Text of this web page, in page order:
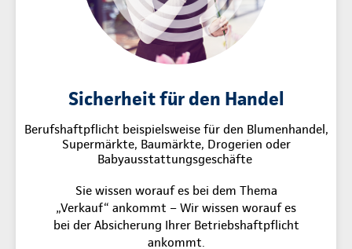
Sicherheit für den Handel
Berufshaftpflicht beispielsweise für den Blumenhandel,
Supermärkte, Baumärkte, Drogerien oder
Babyausstattungsgeschäfte
Sie wissen worauf es bei dem Thema
„Verkauf“ ankommt – Wir wissen worauf es
bei der Absicherung Ihrer Betriebshaftpflicht
ankommt.